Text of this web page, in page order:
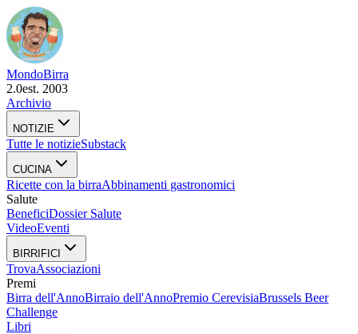
MondoBirra
2.0est. 2003
Archivio
NOTIZIE
Tutte le notizieSubstack
CUCINA
Ricette con la birraAbbinamenti gastronomici
Salute
BeneficiDossier Salute
VideoEventi
BIRRIFICI
TrovaAssociazioni
Premi
Birra dell'AnnoBirraio dell'AnnoPremio CerevisiaBrussels Beer
Challenge
Libri